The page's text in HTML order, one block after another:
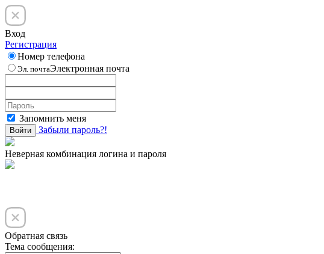
Вход
Регистрация
Номер телефона
Эл. почтаЭлектронная почта
Запомнить меня
Войти Забыли пароль?!
Неверная комбинация логина и пароля
Обратная связь
Тема сообщения: